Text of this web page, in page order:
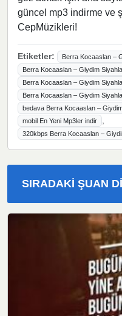
güncel mp3 indirme ve
CepMüzikleri!
Etiketler: Berra Kocaaslan –
Berra Kocaaslan – Giydim
Berra Kocaaslan – Giydim
Berra Kocaaslan – Giydim
bedava Berra Kocaaslan –
mobil En Yeni Mp3ler indir
320kbps Berra Kocaaslan –
SIRADAKI ŞUAN